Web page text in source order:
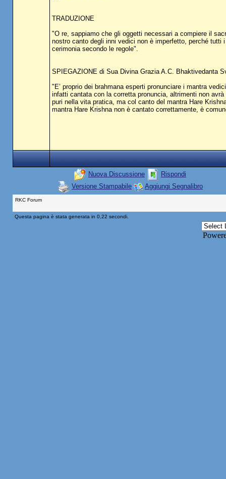
TRADUZIONE
"O re, sappiamo che gli oggetti necessari a compiere il
nostro canto degli inni vedici non è imperfetto, perché tutti
cerimonia secondo le regole".
SPIEGAZIONE di Sua Divina Grazia A.C. Bhaktivedanta
"E’ proprio dei brahmana esperti pronunciare i mantra
infatti cantata con la corretta pronuncia, altrimenti non
puri nella vita pratica, ma col canto del mantra Hare
mantra Hare Krishna non è cantato correttamente, è
Nuova Discussione
Rispondi
Versione Stampabile
Aggiungi Segnalibro
RKC Forum
Questa pagina è stata generata in 0,22 secondi.